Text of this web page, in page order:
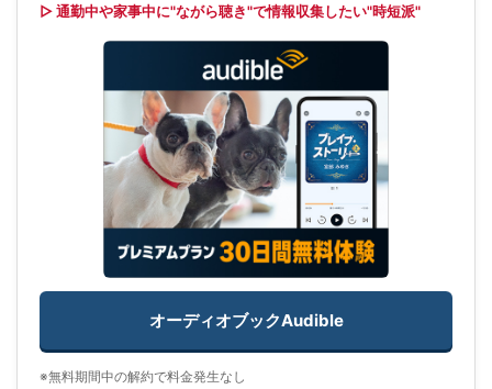
▷ 通勤中や家事中に"ながら聴き"で情報収集したい"時短派"
オーディオブックAudible
※無料期間中の解約で料金発生なし